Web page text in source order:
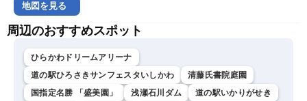
地図を見る
周辺のおすすめスポット
ひらかわドリームアリーナ
道の駅ひろさきサンフェスタいしかわ
清藤氏書院庭園
国指定名勝 「盛美園」
浅瀬石川ダム
道の駅いかりがせき